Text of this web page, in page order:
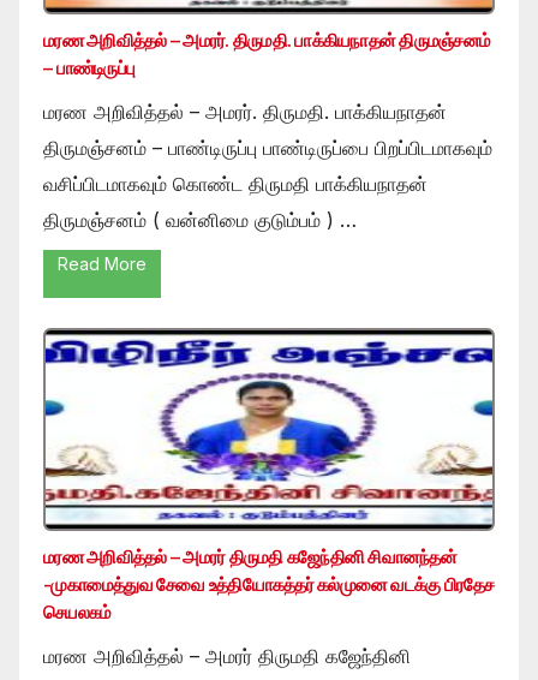
மரண அறிவித்தல் – அமரர். திருமதி. பாக்கியநாதன் திருமஞ்சனம்
– பாண்டிருப்பு
மரண அறிவித்தல் – அமரர். திருமதி. பாக்கியநாதன்
திருமஞ்சனம் – பாண்டிருப்பு பாண்டிருப்பை பிறப்பிடமாகவும்
வசிப்பிடமாகவும் கொண்ட திருமதி பாக்கியநாதன்
திருமஞ்சனம் ( வன்னிமை குடும்பம் ) …
Read More
மரண அறிவித்தல் – அமரர் திருமதி கஜேந்தினி சிவானந்தன்
-முகாமைத்துவ சேவை உத்தியோகத்தர் கல்முனை வடக்கு பிரதேச
செயலகம்
மரண அறிவித்தல் – அமரர் திருமதி கஜேந்தினி